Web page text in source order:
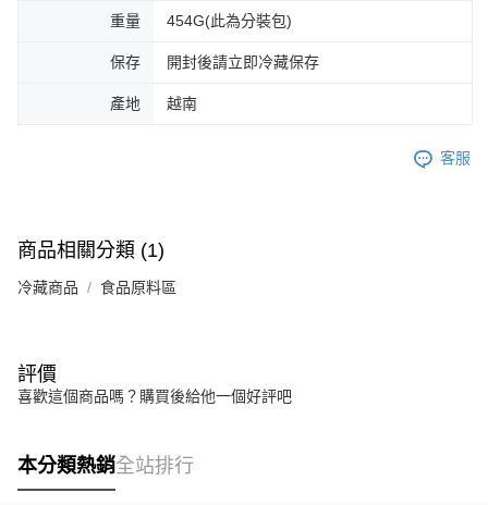
重量 454G(此為分裝包)
保存 開封後請立即冷藏保存
產地 越南
客服
商品相關分類 (1)
冷藏商品 食品原料區
評價
喜歡這個商品嗎？購買後給他一個好評吧
本分類熱銷全站排行